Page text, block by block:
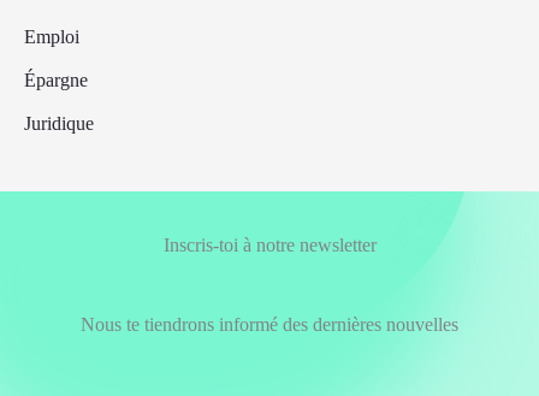
Emploi
Épargne
Juridique
Inscris-toi à notre newsletter
Nous te tiendrons informé des dernières nouvelles